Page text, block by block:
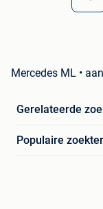
Mercedes ML •
Gerelateerde
Populaire